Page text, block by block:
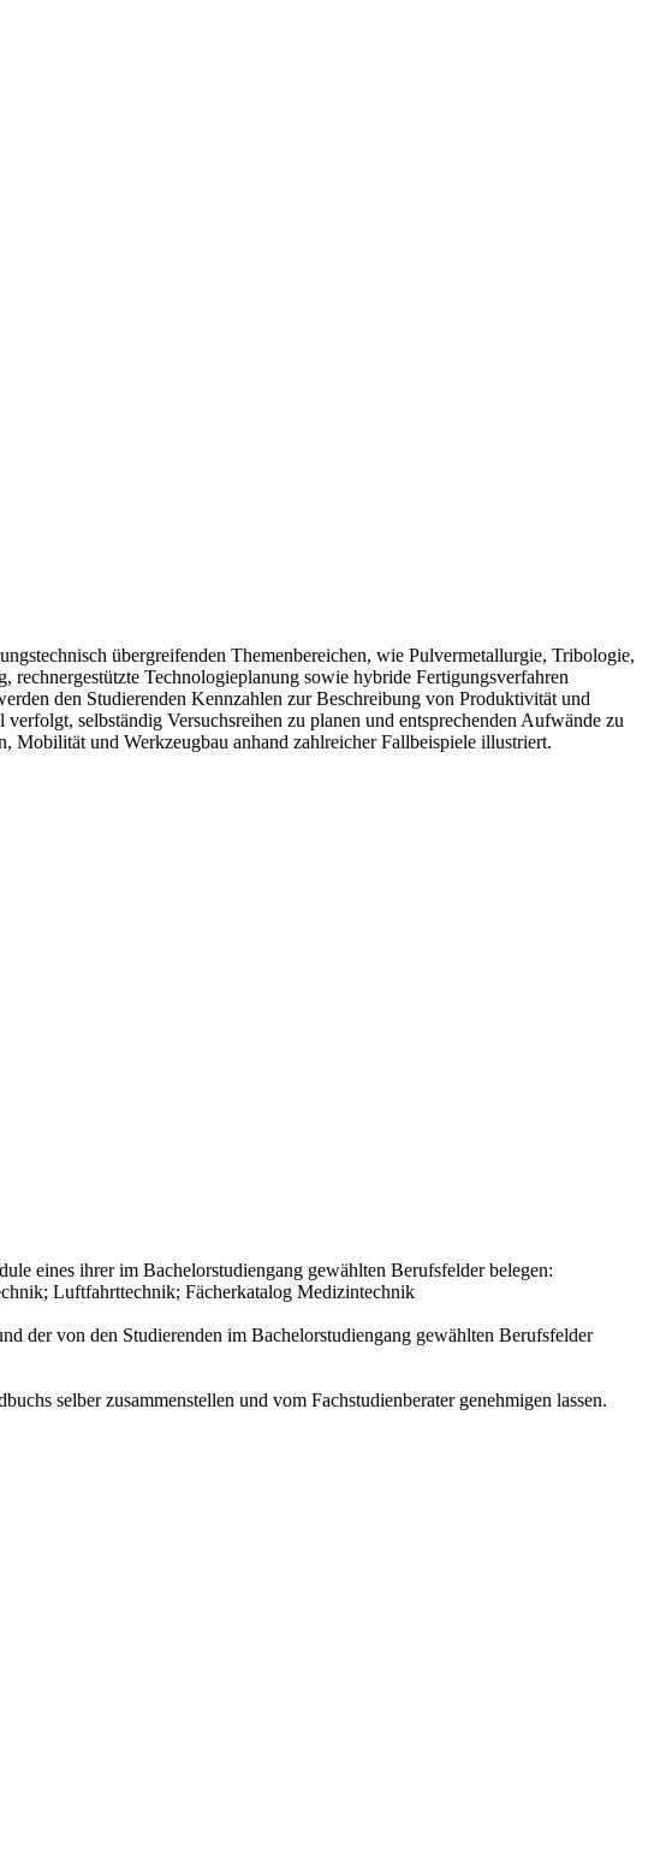
übergreifenden Themenbereichen, wie Pulvermetallurgie, Tribologie,
Technologieplanung sowie hybride Fertigungsverfahren
den Studierenden Kennzahlen zur Beschreibung von Produktivität und
selbständig Versuchsreihen zu planen und entsprechenden Aufwände zu
und Werkzeugbau anhand zahlreicher Fallbeispiele illustriert.
eines ihrer im Bachelorstudiengang gewählten Berufsfelder belegen:
Luftfahrttechnik; Fächerkatalog Medizintechnik
der von den Studierenden im Bachelorstudiengang gewählten Berufsfelder
selber zusammenstellen und vom Fachstudienberater genehmigen lassen.